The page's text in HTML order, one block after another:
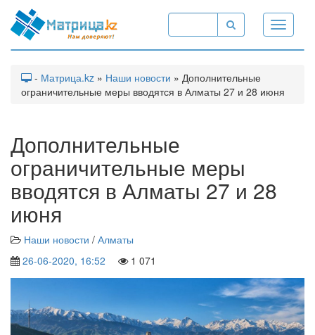
Toggle
- Матрица.kz » Наши новости » Дополнительные
ограничительные меры вводятся в Алматы 27 и 28 июня
Дополнительные
ограничительные меры
вводятся в Алматы 27 и 28
июня
Наши новости / Алматы
26-06-2020, 16:52
1 071